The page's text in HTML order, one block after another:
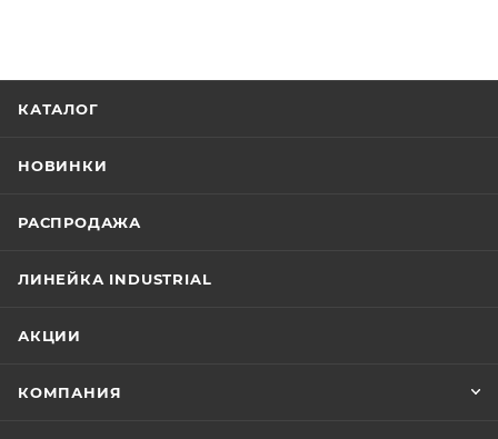
КАТАЛОГ
НОВИНКИ
РАСПРОДАЖА
ЛИНЕЙКА INDUSTRIAL
АКЦИИ
КОМПАНИЯ